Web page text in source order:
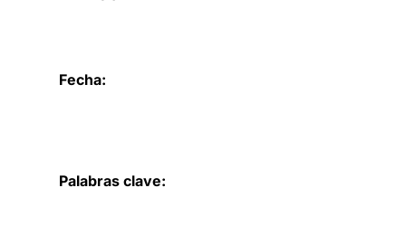
Fecha:
Palabras clave: